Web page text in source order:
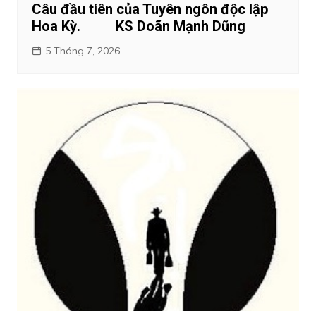
Câu đầu tiên của Tuyên ngôn độc lập
Hoa Kỳ. KS Doãn Mạnh Dũng
5 Tháng 7, 2026